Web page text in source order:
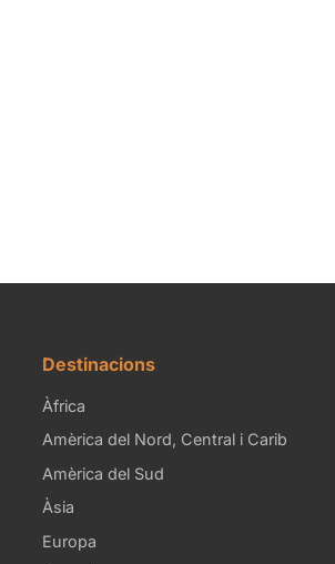
Destinacions
Àfrica
Amèrica del Nord, Central i Carib
Amèrica del Sud
Àsia
Europa